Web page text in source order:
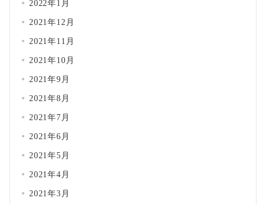
2022年1月
2021年12月
2021年11月
2021年10月
2021年9月
2021年8月
2021年7月
2021年6月
2021年5月
2021年4月
2021年3月